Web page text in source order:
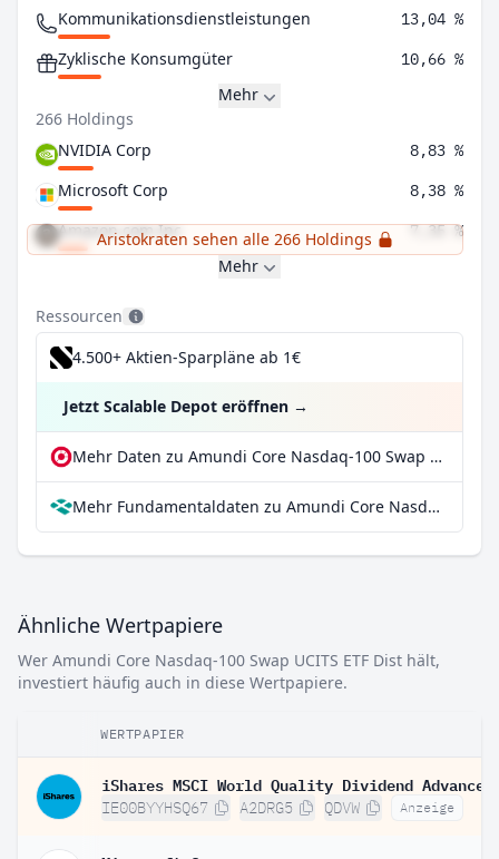
Kommunikationsdienstleistungen 13,04 %
Zyklische Konsumgüter 10,66 %
Mehr
266 Holdings
NVIDIA Corp
8,83 %
Microsoft Corp 8,38 %
Amazon.com Inc 7,35 %
Aristokraten sehen alle 266 Holdings
Mehr
Ressourcen
4.500+ Aktien-Sparpläne ab 1€
Jetzt Scalable Depot eröffnen →
Mehr Daten zu Amundi Core Nasdaq-100 Swap UCITS ETF Dist bei extraETF
Mehr Fundamentaldaten zu Amundi Core Nasdaq-100 Swap UCITS ETF Dist bei Parqet
Ähnliche Wertpapiere
Wer Amundi Core Nasdaq-100 Swap UCITS ETF Dist hält,
investiert häufig auch in diese Wertpapiere.
WERTPAPIER
IE00BYYHSQ67 A2DRG5 QDVW Anzeige